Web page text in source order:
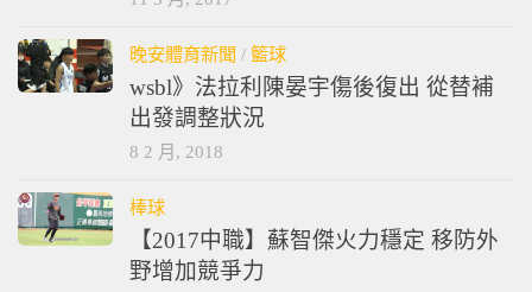
晚安體育新聞 / 籃球
wsbl》法拉利陳晏宇傷後復出 從替補
出發調整狀況
8 2 月, 2018
棒球
【2017中職】蘇智傑火力穩定 移防外
野增加競爭力